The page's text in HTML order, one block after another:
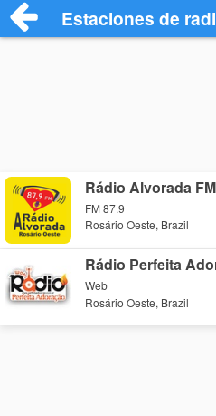
Estaciones de
Rádio Alvorada FM
FM 87.9
Rosário Oeste, Brazil
Rádio Perfeita
Web
Rosário Oeste, Brazil